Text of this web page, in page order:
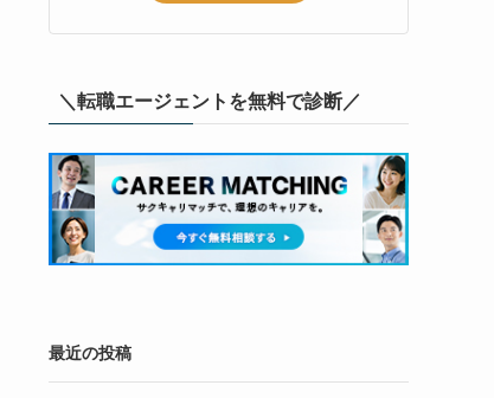
＼転職エージェントを無料で診断／
最近の投稿